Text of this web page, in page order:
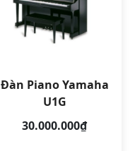
Đàn Piano Yamaha
U1G
30.000.000₫